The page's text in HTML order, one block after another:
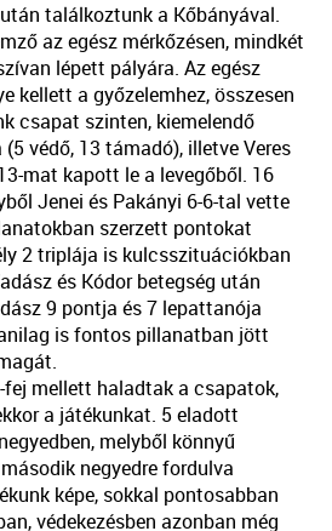
találkoztunk a Kőbányával.
az egész mérkőzésen, mindkét
lépett pályára. Az egész
kellett a győzelemhez, összesen
csapat szinten, kiemelendő
védő, 13 támadó), illetve Veres
mat kapott le a levegőből. 16
Jenei és Pakányi 6-6-tal vette
szerzett pontokat
2 triplája is kulcsszituációkban
és Kódor betegség után
9 pontja és 7 lepattanója
is fontos pillanatban jött
fej mellett haladtak a csapatok,
a játékunkat. 5 eladott
melyből könnyű
negyedre fordulva
képe, sokkal pontosabban
védekezésben azonban még